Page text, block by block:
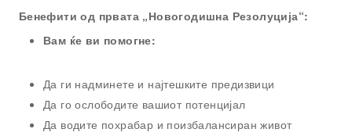
Бенефити од првата „Новогодишна Резолуција“:
Вам ќе ви помогне:
Да ги надминете и најтешките предизвици
Да го ослободите вашиот потенцијал
Да водите похрабар и поизбалансиран живот